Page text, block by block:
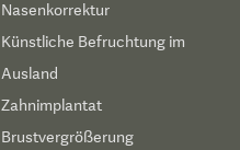
Nasenkorrektur
Künstliche Befruchtung im
Ausland
Zahnimplantat
Brustvergrößerung